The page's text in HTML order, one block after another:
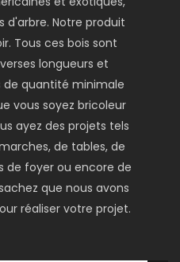
d'arbre. Notre produit
Tous ces bois sont
longueurs et
de quantité minimale
vous soyez bricoleur
ayez des projets tels
de tables, de
de foyer ou encore de
que nous avons
réaliser votre projet.